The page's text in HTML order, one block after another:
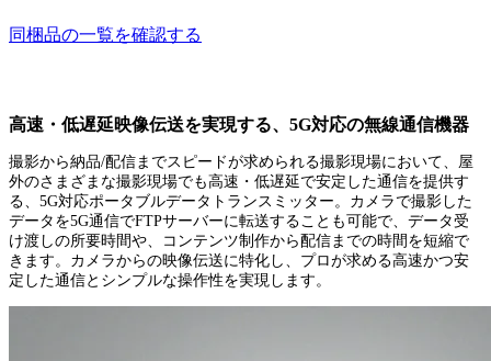
同梱品の一覧を確認する
高速・低遅延映像伝送を実現する、5G対応の無線通信機器
撮影から納品/配信までスピードが求められる撮影現場において、屋
外のさまざまな撮影現場でも高速・低遅延で安定した通信を提供す
る、5G対応ポータブルデータトランスミッター。カメラで撮影した
データを5G通信でFTPサーバーに転送することも可能で、データ受
け渡しの所要時間や、コンテンツ制作から配信までの時間を短縮で
きます。カメラからの映像伝送に特化し、プロが求める高速かつ安
定した通信とシンプルな操作性を実現します。